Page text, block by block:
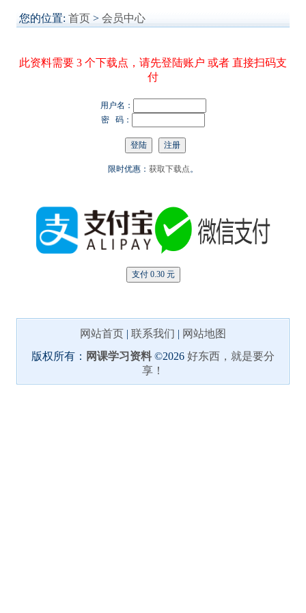
您的位置: 首页 > 会员中心
此资料需要 3 个下载点，请先登陆账户 或者 直接扫码支
付
用户名：
密 码：
限时优惠： 获取下载点。
网站首页 | 联系我们 | 网站地图
版权所有： 网课学习资料©2026 好东西，就是要分
享！